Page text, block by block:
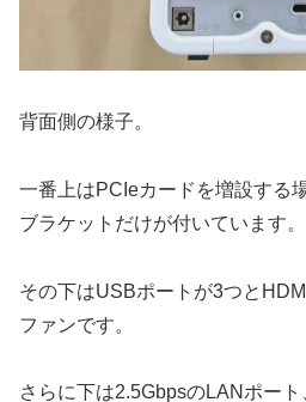
背面側の様子。
一番上はPCIeカードを増設する
ブラケットだけが付いています。
その下はUSBポートが3つと
ファンです。
さらに下は2.5GbpsのLANポー